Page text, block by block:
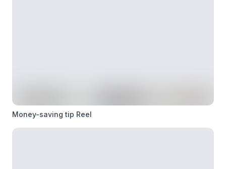
Money-saving tip Reel